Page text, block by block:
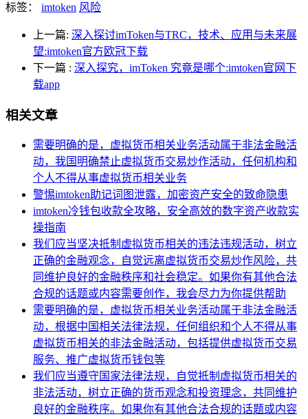
标签： imtoken 风险
上一篇: 深入探讨imToken与TRC，技术、应用与未来展
望:imtoken官方欧冠下载
下一篇 : 深入探究，imToken 究竟是哪个:imtoken官网下
载app
相关文章
需要明确的是，虚拟货币相关业务活动属于非法金融活
动，我国明确禁止虚拟货币交易炒作活动，任何机构和
个人不得从事虚拟货币相关业务
警惕imtoken助记词图泄露，加密资产安全的致命隐患
imtoken冷钱包收款全攻略，安全高效的数字资产收款实
操指南
我们应当坚决抵制虚拟货币相关的违法违规活动，树立
正确的金融观念，自觉远离虚拟货币交易炒作风险，共
同维护良好的金融秩序和社会稳定。如果你有其他合法
合规的话题或内容需要创作，我会尽力为你提供帮助
需要明确的是，虚拟货币相关业务活动属于非法金融活
动，根据中国相关法律法规，任何组织和个人不得从事
虚拟货币相关的非法金融活动，包括提供虚拟货币交易
服务、推广虚拟货币钱包等
我们应当遵守国家法律法规，自觉抵制虚拟货币相关的
非法活动，树立正确的货币观念和投资理念，共同维护
良好的金融秩序。如果你有其他合法合规的话题或内容